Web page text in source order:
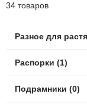
34 товаров
Разное для
Распорки (1)
Подрамники (0)